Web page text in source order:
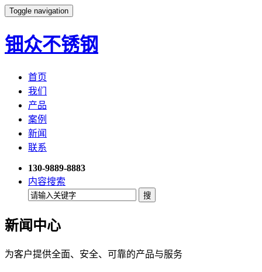
Toggle navigation
钿众不锈钢
首页
我们
产品
案例
新闻
联系
130-9889-8883
内容搜索
新闻中心
为客户提供全面、安全、可靠的产品与服务